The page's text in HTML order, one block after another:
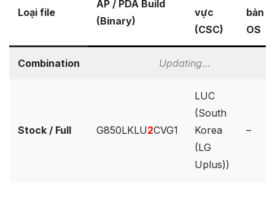
Loại file
AP / PDA Build
(Binary)
vực
(CSC)
bản
OS
Combination Updating…
Stock / Full G850LKLU2CVG1
LUC
(South
Korea
(LG
Uplus))
–